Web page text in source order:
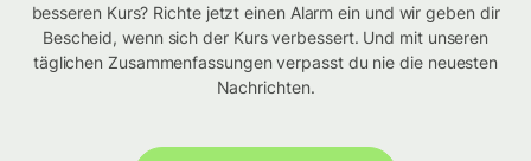
besseren Kurs? Richte jetzt einen Alarm ein und wir geben dir
Bescheid, wenn sich der Kurs verbessert. Und mit unseren
täglichen Zusammenfassungen verpasst du nie die neuesten
Nachrichten.